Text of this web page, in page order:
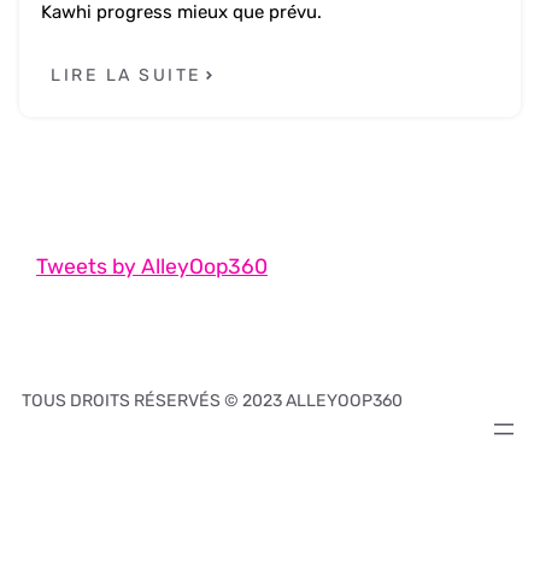
Kawhi progress mieux que prévu.
LIRE LA SUITE
Tweets by AlleyOop360
TOUS DROITS RÉSERVÉS © 2023 ALLEYOOP360